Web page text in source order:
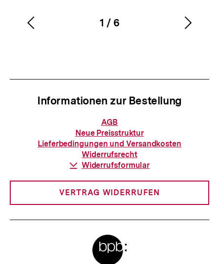
Karussellinhalt
1
von
/ 6
Vorherigen
Informationen zur Bestellung
Informationen
zur
Bestellung
AGB
Neue Preisstruktur
Lieferbedingungen und Versandkosten
Widerrufsrecht
Download-
Widerrufsformular
VERTRAG WIDERRUFEN